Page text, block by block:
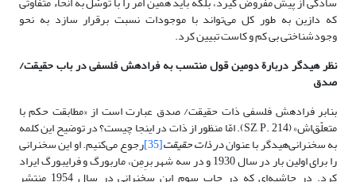
که دازین به طور کل می‌تواند با موجودات نسبت برقرار سازد به نحو
وجودشناختی بی کم و کاست تبیین کرد.
نظر هیدگر دربارة دومین قول منتسب به فرادهش فلسفى در باب حقیقت/
صدق
بنابر فرادهش فلسفى ذات حقیقت/ صدق عبارت است از «مطابقت حکم با
متعلّق‌اش» (SZ, P. 214). امّا منظور از ذات در اینجا چیست؟ در توضیح این کلمه
به سخنرانی‌هیدگر با عنواندر ذات حقیقت[35] رجوع می‌کنیم. او این سخنرانی
را برای اولین بار در سال 1930 و در سه شهر برِمِن، ماربورگ و فرایبورگ ایراد